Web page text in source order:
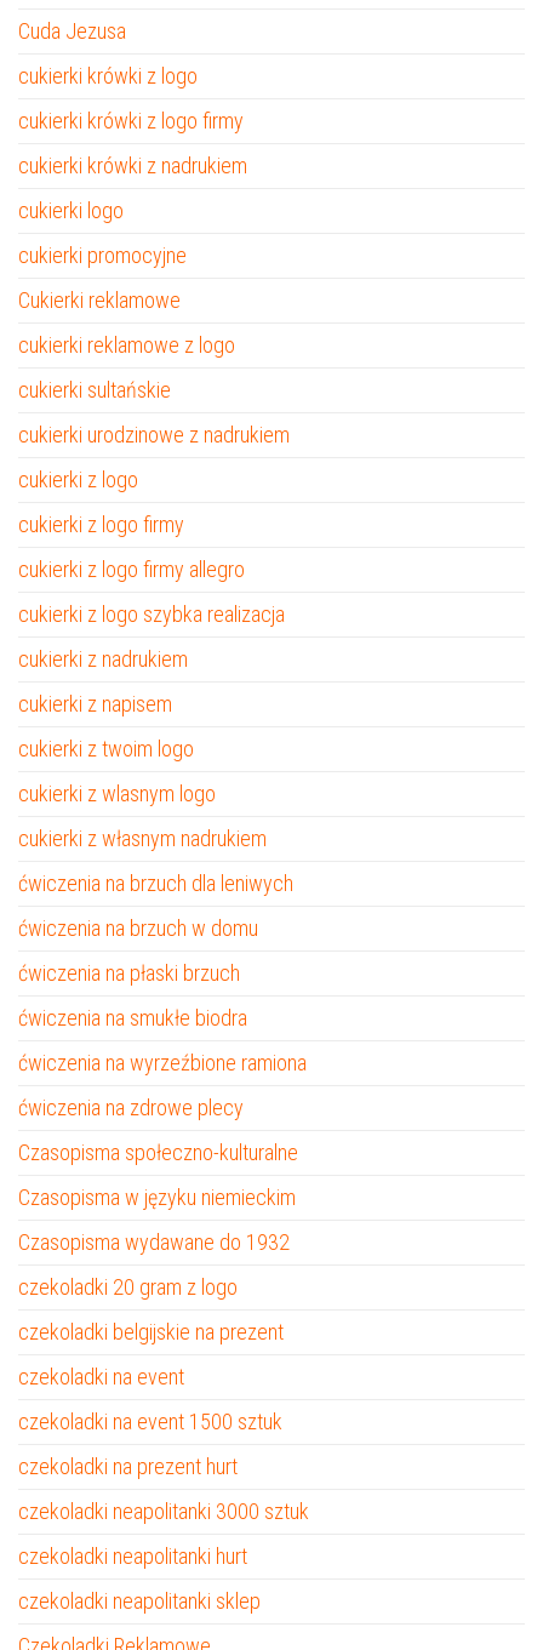
Cuda Jezusa
cukierki krówki z logo
cukierki krówki z logo firmy
cukierki krówki z nadrukiem
cukierki logo
cukierki promocyjne
Cukierki reklamowe
cukierki reklamowe z logo
cukierki sultańskie
cukierki urodzinowe z nadrukiem
cukierki z logo
cukierki z logo firmy
cukierki z logo firmy allegro
cukierki z logo szybka realizacja
cukierki z nadrukiem
cukierki z napisem
cukierki z twoim logo
cukierki z wlasnym logo
cukierki z własnym nadrukiem
ćwiczenia na brzuch dla leniwych
ćwiczenia na brzuch w domu
ćwiczenia na płaski brzuch
ćwiczenia na smukłe biodra
ćwiczenia na wyrzeźbione ramiona
ćwiczenia na zdrowe plecy
Czasopisma społeczno-kulturalne
Czasopisma w języku niemieckim
Czasopisma wydawane do 1932
czekoladki 20 gram z logo
czekoladki belgijskie na prezent
czekoladki na event
czekoladki na event 1500 sztuk
czekoladki na prezent hurt
czekoladki neapolitanki 3000 sztuk
czekoladki neapolitanki hurt
czekoladki neapolitanki sklep